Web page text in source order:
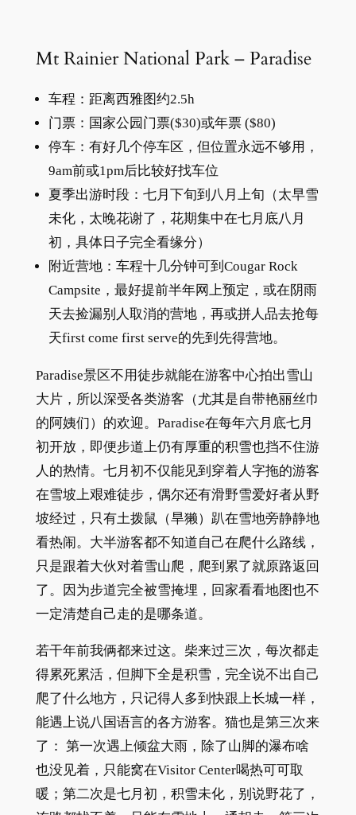
Mt Rainier National Park – Paradise
车程：距离西雅图约2.5h
门票：国家公园门票($30)或年票 ($80)
停车：有好几个停车区，但位置永远不够用，
9am前或1pm后比较好找车位
夏季出游时段：七月下旬到八月上旬（太早雪
未化，太晚花谢了，花期集中在七月底八月
初，具体日子完全看缘分）
附近营地：车程十几分钟可到Cougar Rock
Campsite，最好提前半年网上预定，或在阴雨
天去捡漏别人取消的营地，再或拼人品去抢每
天first come first serve的先到先得营地。
Paradise景区不用徒步就能在游客中心拍出雪山
大片，所以深受各类游客（尤其是自带艳丽丝巾
的阿姨们）的欢迎。Paradise在每年六月底七月
初开放，即便步道上仍有厚重的积雪也挡不住游
人的热情。七月初不仅能见到穿着人字拖的游客
在雪坡上艰难徒步，偶尔还有滑野雪爱好者从野
坡经过，只有土拨鼠（旱獭）趴在雪地旁静静地
看热闹。大半游客都不知道自己在爬什么路线，
只是跟着大伙对着雪山爬，爬到累了就原路返回
了。因为步道完全被雪掩埋，回家看看地图也不
一定清楚自己走的是哪条道。
若干年前我俩都来过这。柴来过三次，每次都走
得累死累活，但脚下全是积雪，完全说不出自己
爬了什么地方，只记得人多到快跟上长城一样，
能遇上说八国语言的各方游客。猫也是第三次来
了： 第一次遇上倾盆大雨，除了山脚的瀑布啥
也没见着，只能窝在Visitor Center喝热可可取
暖；第二次是七月初，积雪未化，别说野花了，